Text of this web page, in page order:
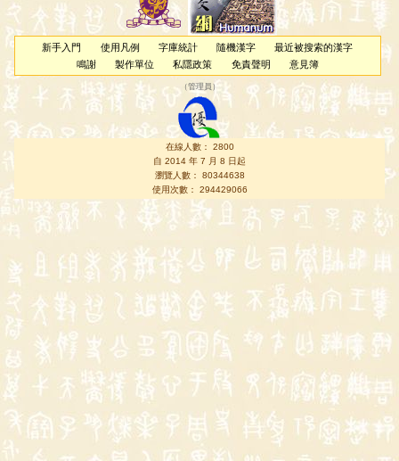
新手入門 使用凡例 字庫統計 隨機漢字
最近被搜索的漢字
鳴謝
製作單位 私隱政策 免責聲明 意見簿
（管理員 ）
在線人數： 2800
自 2014 年 7 月 8 日起
瀏覽人數： 80344638
使用次數： 294429066